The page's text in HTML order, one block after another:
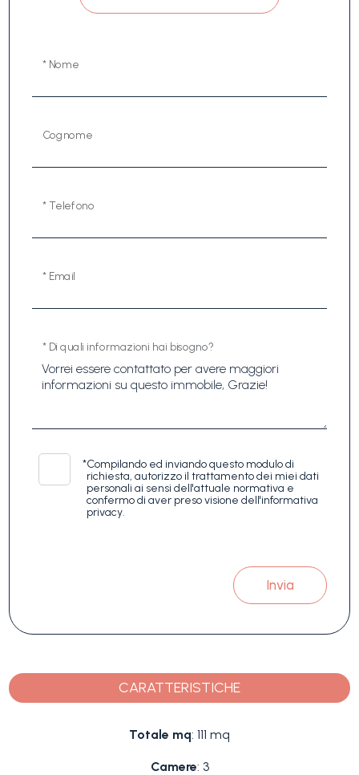
* Nome
Cognome
* Telefono
* Email
* Di quali informazioni hai bisogno?
*Compilando ed inviando questo modulo di
richiesta, autorizzo il trattamento dei miei dati
personali ai sensi dell'attuale normativa e
confermo di aver preso visione dell'informativa
privacy.
Invia
CARATTERISTICHE
Totale mq: 111 mq
Camere: 3